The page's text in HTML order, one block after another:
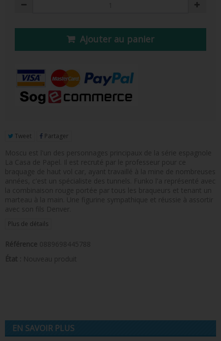
FIGURINE POP RETRO TOYS
FIGURINES POP AUTRES COMICS
FUNKO VINYL SODA
FUNKO POP PIN
Ajouter au panier
Tweet Partager
Moscu est l'un des personnages principaux de la série espagnole
La Casa de Papel. Il est recruté par le professeur pour ce
braquage de haut vol car, ayant travaillé à la mine de nombreuses
années, c'est un spécialiste des tunnels. Funko l'a représenté avec
la combinaison rouge portée par tous les braqueurs et tenant un
marteau à la main. Une figurine sympathique et réussie à assortir
avec son fils Denver.
Plus de détails
Référence 0889698445788
État : Nouveau produit
EN SAVOIR PLUS